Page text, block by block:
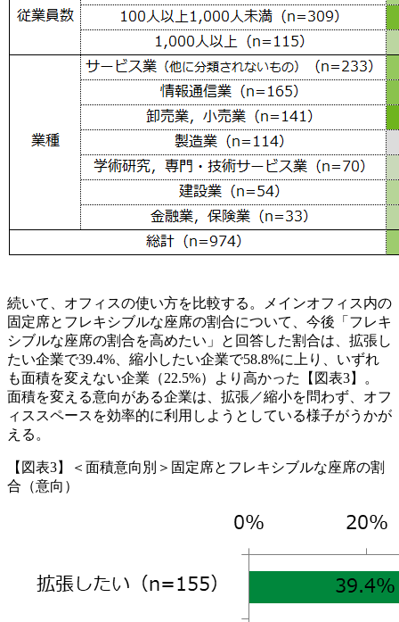
続いて、オフィスの使い方を比較する。メインオフィス内の
固定席とフレキシブルな座席の割合について、今後「フレキ
シブルな座席の割合を高めたい」と回答した割合は、拡張し
たい企業で39.4%、縮小したい企業で58.8%に上り、いずれ
も面積を変えない企業（22.5%）より高かった【図表3】。
面積を変える意向がある企業は、拡張／縮小を問わず、オフ
ィススペースを効率的に利用しようとしている様子がうかが
える。
【図表3】＜面積意向別＞固定席とフレキシブルな座席の割
合（意向）